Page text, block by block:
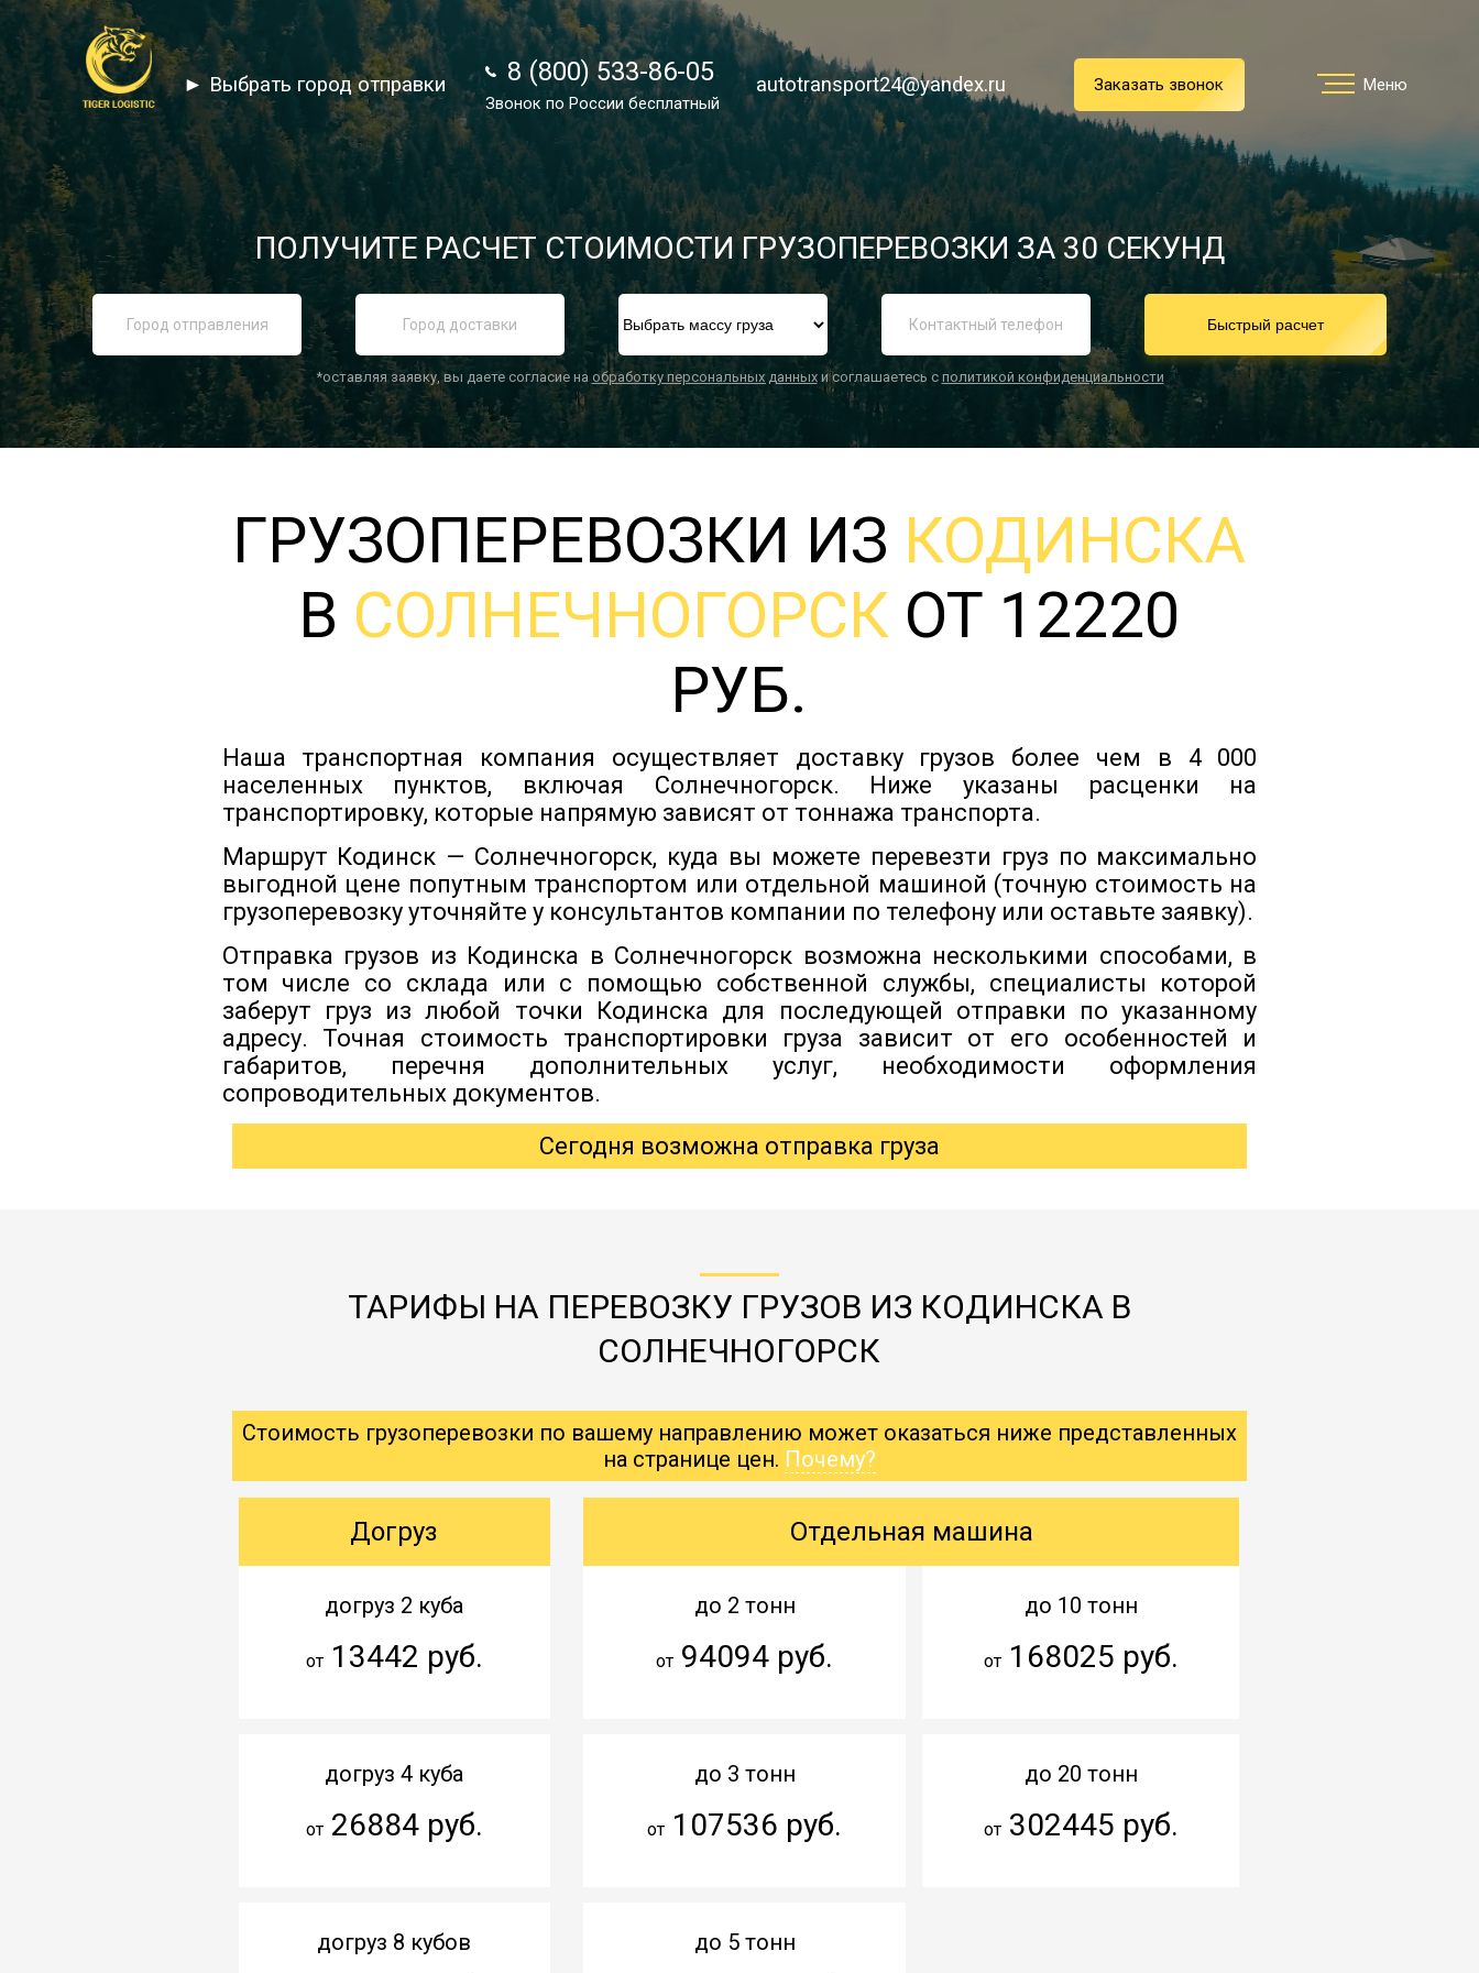
8 (800) 533-86-05
Звонок по России бесплатный
autotransport24@yandex.ru Заказать звонок Меню
Услуги
Преимущества
О компании
Тарифы
Отзывы
Новости
Документы
Контакты
► Выбрать город отправки 8 (800) 533-86-05
Звонок по России бесплатный
autotransport24@yandex.ru Заказать звонок Меню
ПОЛУЧИТЕ РАСЧЕТ СТОИМОСТИ ГРУЗОПЕРЕВОЗКИ ЗА 30 СЕКУНД
Быстрый расчет
*оставляя заявку, вы даете согласие на обработку персональных данныхи соглашаетесь с политикой конфиденциальности
ГРУЗОПЕРЕВОЗКИ ИЗ КОДИНСКА
В СОЛНЕЧНОГОРСК ОТ 12220
РУБ.
Наша транспортная компания осуществляет доставку грузов более чем в 4 000
населенных пунктов, включая Солнечногорск. Ниже указаны расценки на
транспортировку, которые напрямую зависят от тоннажа транспорта.
Маршрут Кодинск — Солнечногорск, куда вы можете перевезти груз по максимально
выгодной цене попутным транспортом или отдельной машиной (точную стоимость на
грузоперевозку уточняйте у консультантов компании по телефону или оставьте заявку).
Отправка грузов из Кодинска в Солнечногорск возможна несколькими способами, в
том числе со склада или с помощью собственной службы, специалисты которой
заберут груз из любой точки Кодинска для последующей отправки по указанному
адресу. Точная стоимость транспортировки груза зависит от его особенностей и
габаритов, перечня дополнительных услуг, необходимости оформления
сопроводительных документов.
Сегодня возможна отправка груза
ТАРИФЫ НА ПЕРЕВОЗКУ ГРУЗОВ ИЗ КОДИНСКА В
СОЛНЕЧНОГОРСК
Стоимость грузоперевозки по вашему направлению может оказаться ниже представленных
на странице цен. Почему?
Догруз
догруз 2 куба
от13442 руб.
догруз 4 куба
от26884 руб.
догруз 8 кубов
Отдельная машина
до 2 тонн
от 94094 руб.
до 3 тонн
от 107536 руб.
до 5 тонн
до 10 тонн
от168025 руб.
до 20 тонн
от302445 руб.